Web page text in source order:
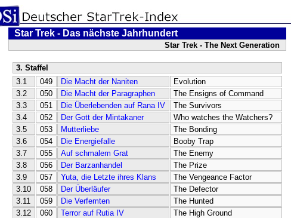
Star Trek - Das nächste Jahrhundert
Star Trek - The Next Generation
3. Staffel
3.1
049 Die Macht der Naniten
Evolution
3.2
050 Die Macht der Paragraphen
The Ensigns of Command
3.3
051 Die Überlebenden auf Rana IV
The Survivors
3.4
052 Der Gott der Mintakaner
Who watches the Watchers?
3.5
053 Mutterliebe
The Bonding
3.6
054 Die Energiefalle
Booby Trap
3.7
055 Auf schmalem Grat
The Enemy
3.8
056 Der Barzanhandel
The Prize
3.9
057 Yuta, die Letzte ihres Klans
The Vengeance Factor
3.10
058 Der Überläufer
The Defector
3.11
059 Die Verfemten
The Hunted
3.12
060 Terror auf Rutia IV
The High Ground